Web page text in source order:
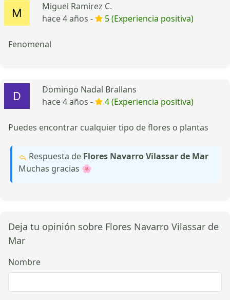
Miguel Ramirez C.
hace 4 años -
5 (Experiencia positiva)
Fenomenal
Domingo Nadal Brallans
hace 4 años -
4 (Experiencia positiva)
Puedes encontrar cualquier tipo de flores o plantas
Respuesta de Flores Navarro Vilassar de Mar
Muchas gracias 🌸
Deja tu opinión sobre Flores Navarro Vilassar de
Mar
Nombre